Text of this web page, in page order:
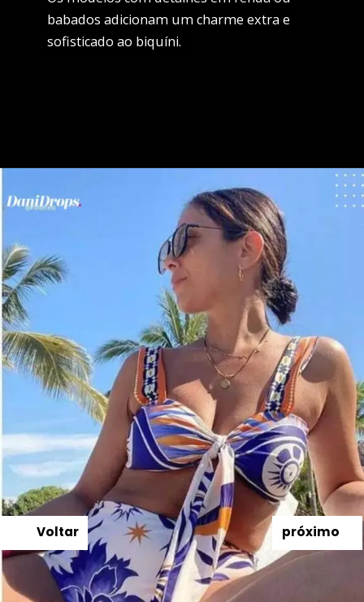
babados adicionam um charme extra e
sofisticado ao biquíni.
babados adicionam um charme extra e
sofisticado ao biquíni.
próximo
Voltar